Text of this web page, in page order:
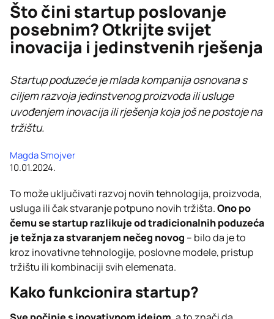
Što čini startup poslovanje
posebnim? Otkrijte svijet
inovacija i jedinstvenih rješenja
Startup poduzeće je mlada kompanija osnovana s
ciljem razvoja jedinstvenog proizvoda ili usluge
uvođenjem inovacija ili rješenja koja još ne postoje na
tržištu.
Magda Smojver
10.01.2024.
To može uključivati razvoj novih tehnologija, proizvoda,
usluga ili čak stvaranje potpuno novih tržišta.Ono po
čemu se startup razlikuje od tradicionalnih poduzeća
je težnja za stvaranjem nečeg novog – bilo da je to
kroz inovativne tehnologije, poslovne modele, pristup
tržištu ili kombinaciji svih elemenata.
Kako funkcionira startup?